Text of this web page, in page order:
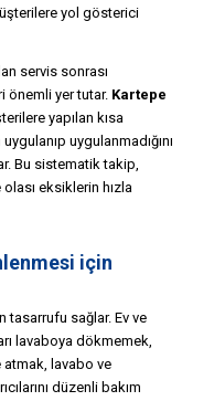
yol gösterici
servis sonrası
önemli yer tutar. Kartepe
yapılan kısa
uygulanmadığını
Bu sistematik takip,
eksiklerin hızla
için
tasarrufu sağlar. Ev ve
lavaboya dökmemek,
atmak, lavabo ve
düzenli bakım